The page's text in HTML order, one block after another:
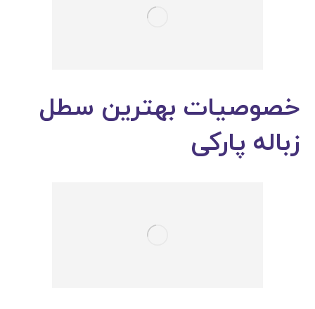
خصوصیات بهترین سطل
زباله پارکی